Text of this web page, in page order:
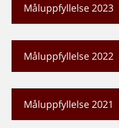
Måluppfyllelse 2023
Måluppfyllelse 2022
Måluppfyllelse 2021